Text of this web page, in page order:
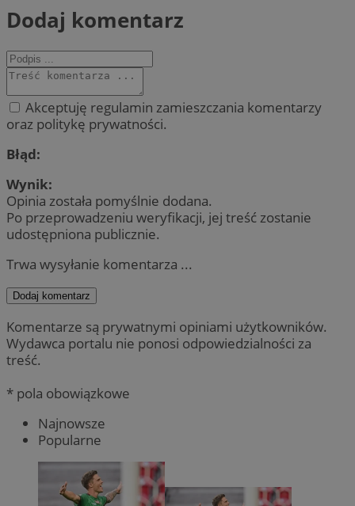
Dodaj komentarz
Akceptuję regulamin zamieszczania komentarzy
oraz politykę prywatności.
Błąd:
Wynik:
Opinia została pomyślnie dodana.
Po przeprowadzeniu weryfikacji, jej treść zostanie
udostępniona publicznie.
Trwa wysyłanie komentarza ...
Dodaj komentarz
Komentarze są prywatnymi opiniami użytkowników.
Wydawca portalu nie ponosi odpowiedzialności za
treść.
* pola obowiązkowe
Najnowsze
Popularne